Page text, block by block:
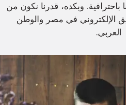
باحترافية. وبكده، قدرنا نكون من
الإلكتروني في مصر والوطن
العربي.